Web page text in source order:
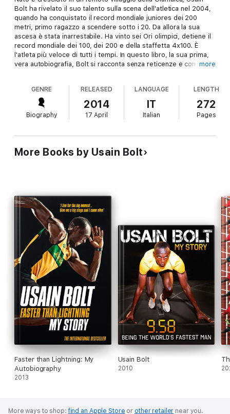
Bolt ha rivelato il suo talento sulla scena dell'atletica nel 2004,
quando ha conquistato il record mondiale juniores dei 200
metri, primo ragazzo a scendere sotto i 20. Da allora la sua
ascesa è stata inarrestabile. Ha vinto sei Ori olimpici, detiene il
record mondiale dei 100, dei 200 e della staffetta 4x100. È
l'atleta più veloce di tutti i tempi. In questo libro, la sua prima,
vera autobiografia, Bolt si racconta senza reticenze e con la
cresciuto, gli allenatori e i compagni di squadra, la particolare
atmosfera giamaicana e la fame di megdaglie, i lunghi e dolorosi
problemi alla schiena e il terribile incidente stradale del 2009, la
popolarità e la responsabilità del successo, gli ammiratori e le
un fulmine trabocca dell'energia, della spavalderia e del carisma
del suo autore, l'atleta più conosciuto e amato del nuovo
millennio.
more
GENRE
Biography
RELEASED
2014
17 April
LANGUAGE
IT
Italian
LENGTH
272
Pages
More Books by Usain Bolt
Faster than Lightning: My
Autobiography
2013
Usain Bolt
2010
More ways to shop:find an Apple Store or other retailer near you.